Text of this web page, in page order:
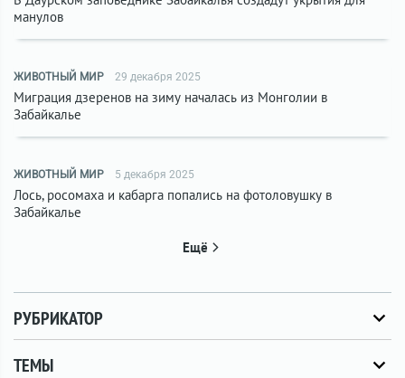
манулов
ЖИВОТНЫЙ МИР 29 декабря 2025
Миграция дзеренов на зиму началась из Монголии в
Забайкалье
ЖИВОТНЫЙ МИР 5 декабря 2025
Лось, росомаха и кабарга попались на фотоловушку в
Забайкалье
Ещё
РУБРИКАТОР
ТЕМЫ